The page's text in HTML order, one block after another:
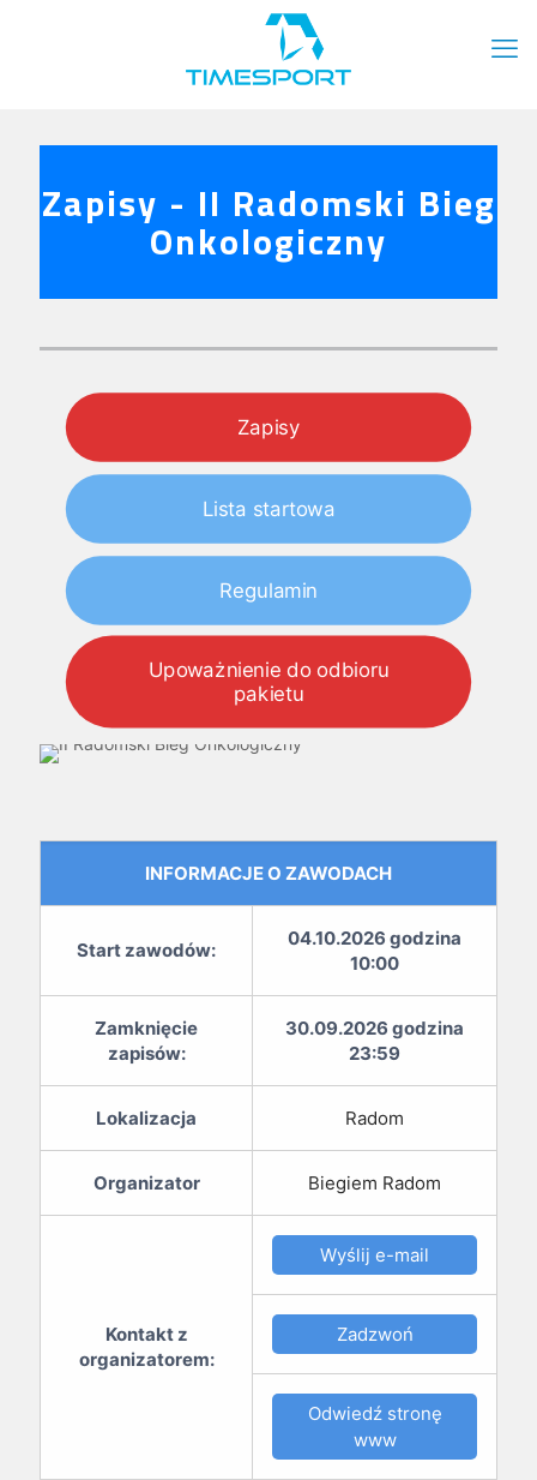
Zapisy - II Radomski Bieg
Onkologiczny
Zapisy
Lista startowa
Regulamin
Upoważnienie do odbioru
pakietu
INFORMACJE O ZAWODACH
Start zawodów:
04.10.2026 godzina
10:00
Zamknięcie
zapisów:
30.09.2026 godzina
23:59
Lokalizacja Radom
Organizator Biegiem Radom
Kontakt z
organizatorem:
Wyślij e-mail
Zadzwoń
Odwiedź stronę
www